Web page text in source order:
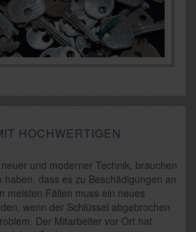
HOCHWERTIGEN
und moderner Technik, brauchen
haben, dass es zu Beschädigungen an
meisten Fällen muss ein neues
wenn der Schlüssel abgebrochen
Der Mitarbeiter vor Ort hat